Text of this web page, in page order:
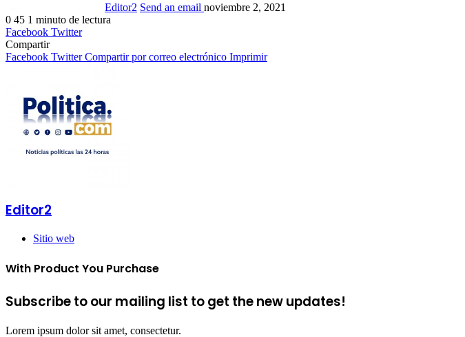
Editor2 Send an email noviembre 2, 2021
0 45 1 minuto de lectura
Facebook Twitter
Compartir
Facebook Twitter Compartir por correo electrónico Imprimir
Editor2
Sitio web
With Product You Purchase
Subscribe to our mailing list to get the new updates!
Lorem ipsum dolor sit amet, consectetur.